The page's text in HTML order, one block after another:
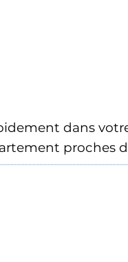
dans
proches